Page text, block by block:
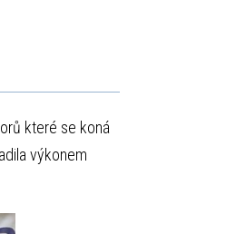
které se koná
výkonem